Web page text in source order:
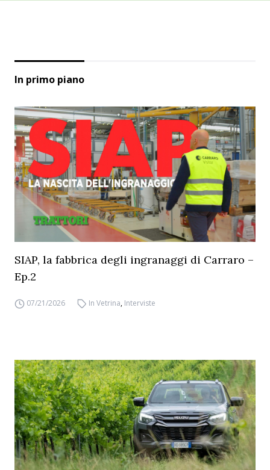
In primo piano
SIAP, la fabbrica degli ingranaggi di Carraro –
Ep.2
07/21/2026 In Vetrina, Interviste